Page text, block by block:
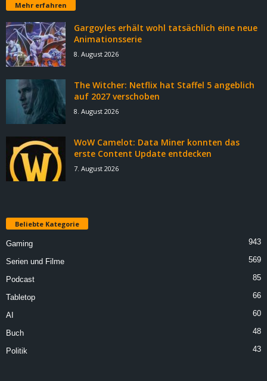
Mehr erfahren
Gargoyles erhält wohl tatsächlich eine neue
Animationsserie
8. August 2026
The Witcher: Netflix hat Staffel 5 angeblich
auf 2027 verschoben
8. August 2026
WoW Camelot: Data Miner konnten das
erste Content Update entdecken
7. August 2026
Beliebte Kategorie
Gaming 943
Serien und Filme 569
Podcast 85
Tabletop 66
AI 60
Buch 48
Politik 43